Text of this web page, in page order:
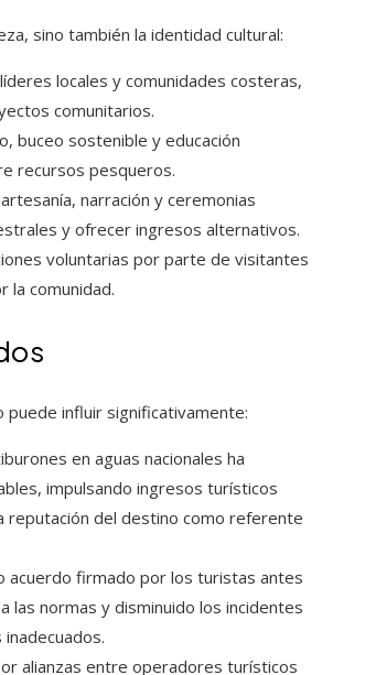
sino también la identidad cultural:
locales y comunidades costeras,
comunitarios.
buceo sostenible y educación
recursos pesqueros.
narración y ceremonias
y ofrecer ingresos alternativos.
voluntarias por parte de visitantes
la comunidad.
puede influir significativamente:
en aguas nacionales ha
impulsando ingresos turísticos
reputación del destino como referente
acuerdo firmado por los turistas antes
las normas y disminuido los incidentes
alianzas entre operadores turísticos